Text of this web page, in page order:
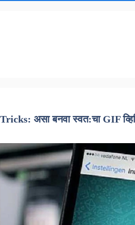
असा बनवा स्वत:चा GIF